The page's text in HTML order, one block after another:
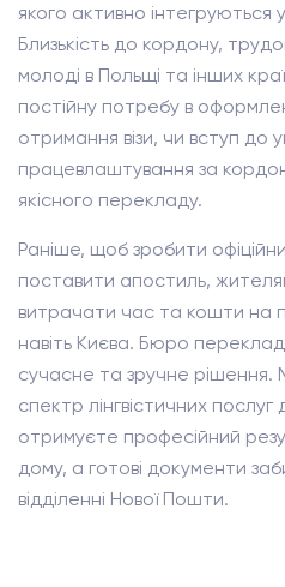
якого активно інтегруються
Близькість до кордону,
молоді в Польщі та інших
постійну потребу в
отримання візи, чи вступ до
працевлаштування за
якісного перекладу.
Раніше, щоб зробити
поставити апостиль,
витрачати час та кошти на
навіть Києва. Бюро
сучасне та зручне
спектр лінгвістичних
отримуєте професійний
дому, а готові документи
відділенні Нової Пошти.